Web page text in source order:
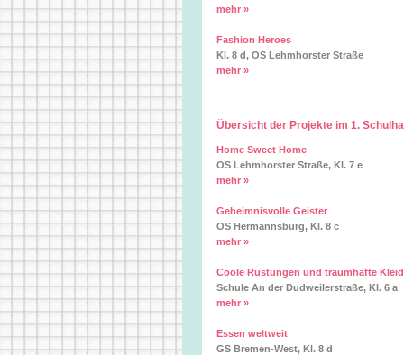
mehr »
Fashion Heroes
Kl. 8 d, OS Lehmhorster Straße
mehr »
Übersicht der Projekte im 1.
Home Sweet Home
OS Lehmhorster Straße, Kl. 7 e
mehr »
Geheimnisvolle Geister
OS Hermannsburg, Kl. 8 c
mehr »
Coole Rüstungen und traumhafte
Schule An der Dudweilerstraße, Kl. 6 a
mehr »
Essen weltweit
GS Bremen-West, Kl. 8 d